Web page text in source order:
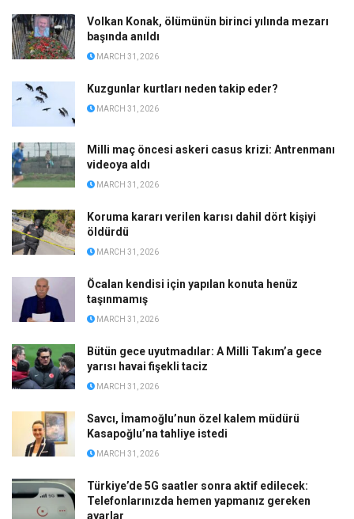
Gazeteci, yargı ve mafya el ele: Milyon dolarlar,
sahte haberler, yakalama tehditleri
MARCH 30, 2026
Ünlüler operasyonunda ağır ifşa: 2 milyon dolarlık